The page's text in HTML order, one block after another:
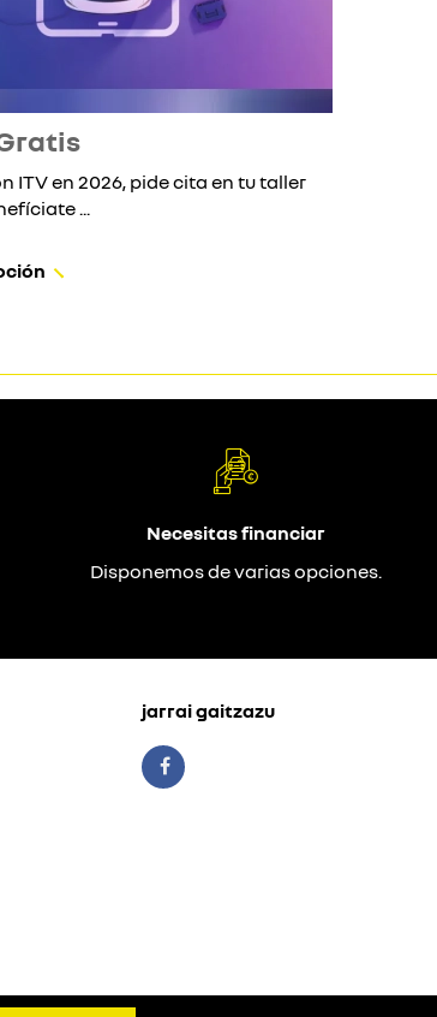
ITV en 2026, pide cita en tu taller
...
Necesitas financiar
Disponemos de varias opciones.
jarrai gaitzazu